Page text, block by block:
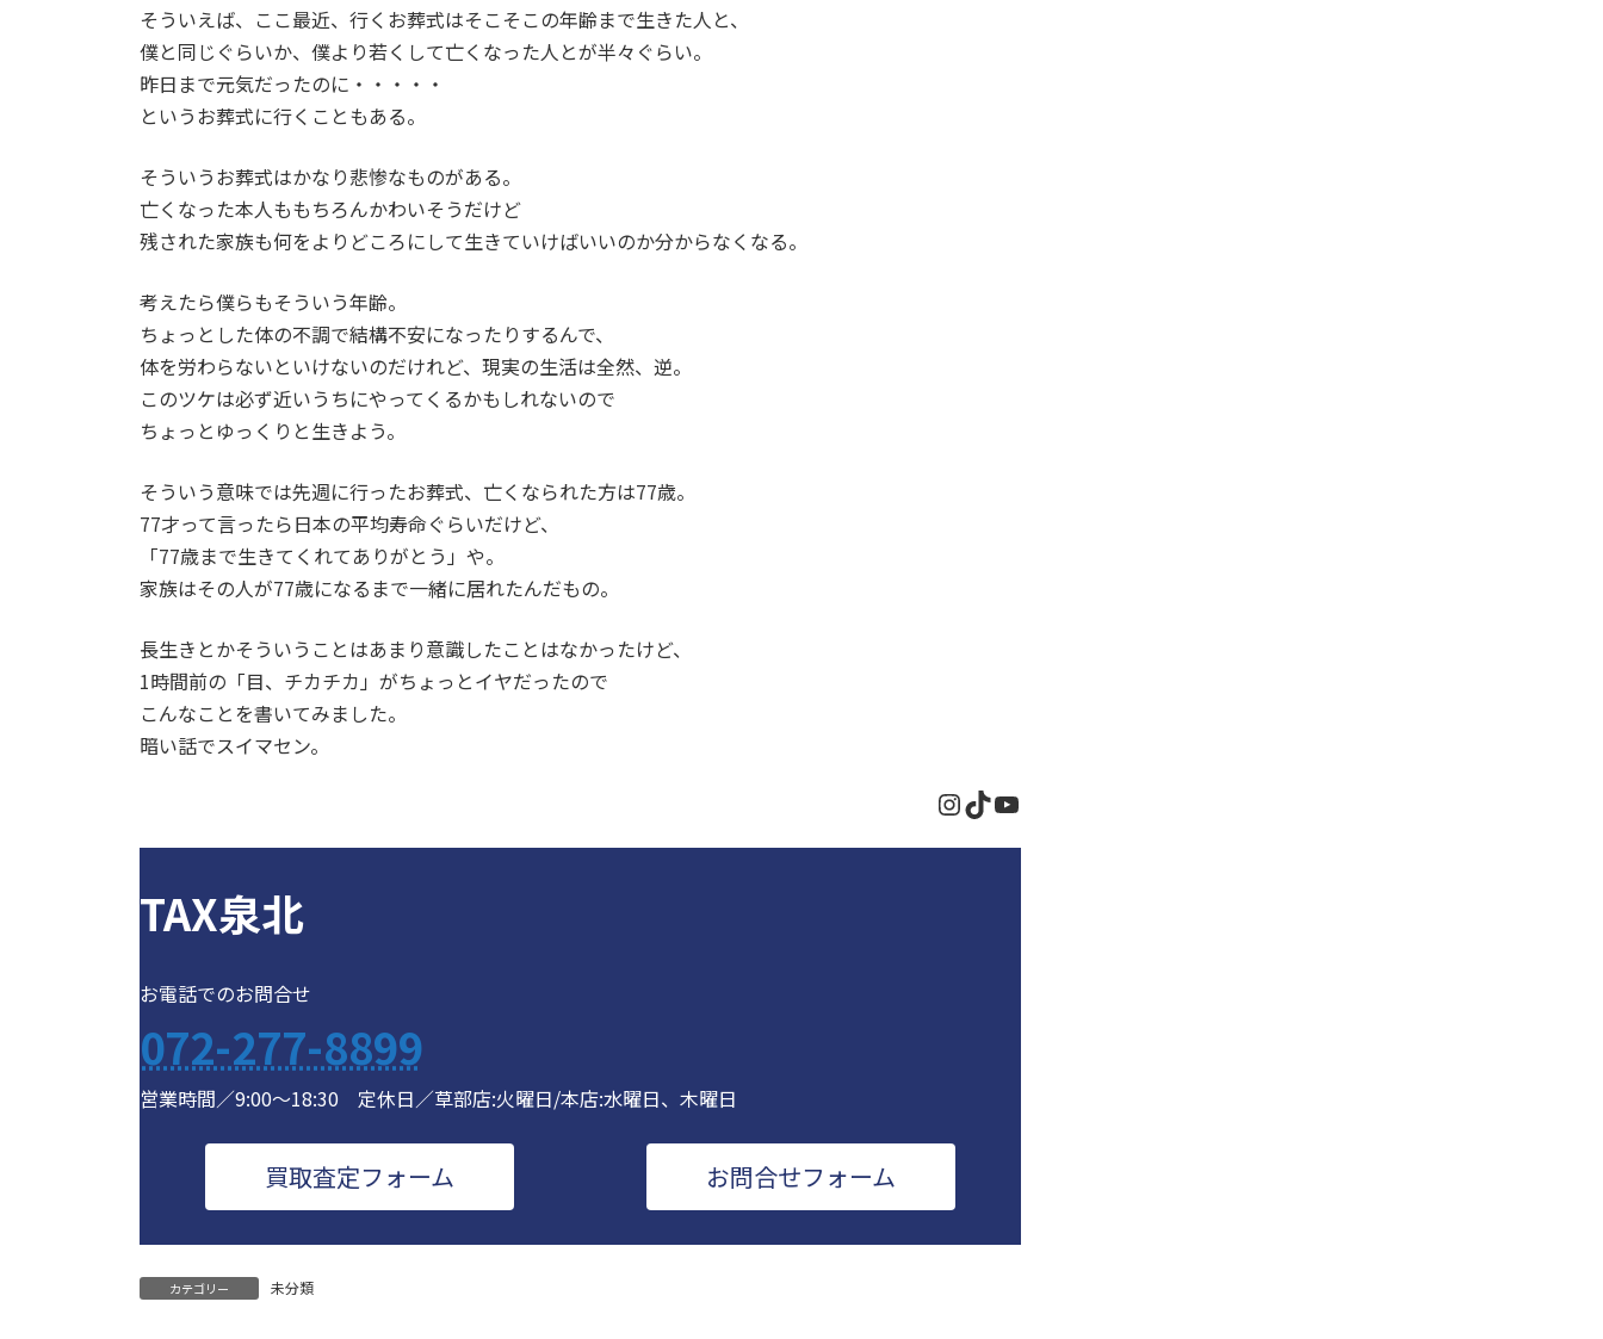
そういえば、ここ最近、行くお葬式はそこそこの年齢まで生きた人と、
僕と同じぐらいか、僕より若くして亡くなった人とが半々ぐらい。
昨日まで元気だったのに・・・・・
というお葬式に行くこともある。
そういうお葬式はかなり悲惨なものがある。
亡くなった本人ももちろんかわいそうだけど
残された家族も何をよりどころにして生きていけばいいのか分からなくなる。
考えたら僕らもそういう年齢。
ちょっとした体の不調で結構不安になったりするんで、
体を労わらないといけないのだけれど、現実の生活は全然、逆。
このツケは必ず近いうちにやってくるかもしれないので
ちょっとゆっくりと生きよう。
そういう意味では先週に行ったお葬式、亡くなられた方は77歳。
77才って言ったら日本の平均寿命ぐらいだけど、
「77歳まで生きてくれてありがとう」や。
家族はその人が77歳になるまで一緒に居れたんだもの。
長生きとかそういうことはあまり意識したことはなかったけど、
1時間前の「目、チカチカ」がちょっとイヤだったので
こんなことを書いてみました。
暗い話でスイマセン。
Instagram
TikTok
YouTube
TAX泉北
お電話でのお問合せ
072-277-8899
営業時間／9:00～18:30 定休日／草部店:火曜日/本店:水曜日、木曜日
買取査定フォーム お問合せフォーム
カテゴリー 未分類